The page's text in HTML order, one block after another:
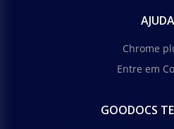
AJUDA
Chrome
Entre em
GOODOCS